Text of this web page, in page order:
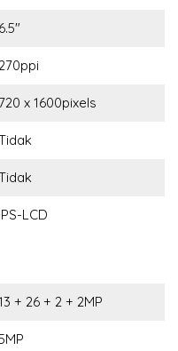
6.5"
720 x 1600pixels
IPS-LCD
+ 26 + 2 + 2MP